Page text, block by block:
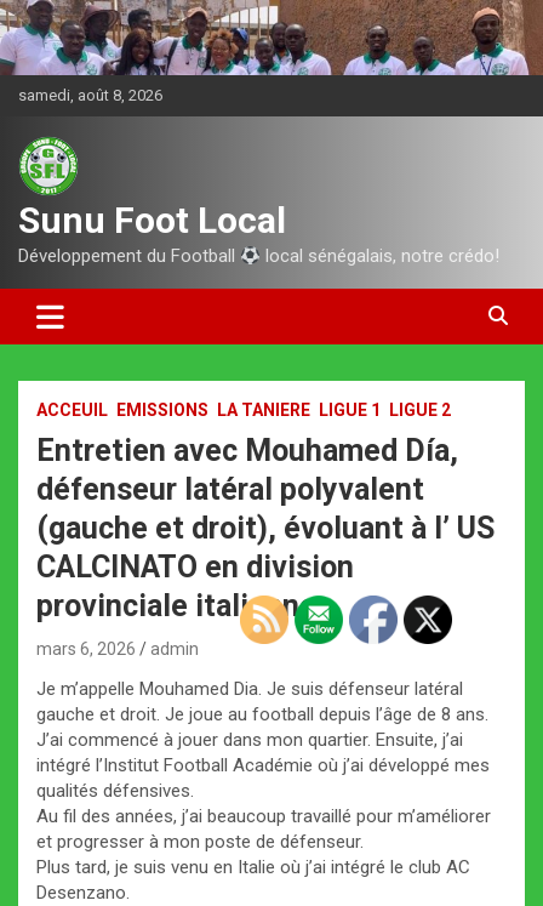
Aller
au
contenu
samedi, août 8, 2026
Sunu Foot Local
Développement du Football local sénégalais, notre crédo!
ACCEUIL EMISSIONS LA TANIERE LIGUE 1 LIGUE 2
Entretien avec Mouhamed Día,
défenseur latéral polyvalent
(gauche et droit), évoluant à l’ US
CALCINATO en division
provinciale italienne.
mars 6, 2026 admin
Je m’appelle Mouhamed Dia. Je suis défenseur latéral
gauche et droit. Je joue au football depuis l’âge de 8 ans.
J’ai commencé à jouer dans mon quartier. Ensuite, j’ai
intégré l’Institut Football Académie où j’ai développé mes
qualités défensives.
Au fil des années, j’ai beaucoup travaillé pour m’améliorer
et progresser à mon poste de défenseur.
Plus tard, je suis venu en Italie où j’ai intégré le club AC
Desenzano.